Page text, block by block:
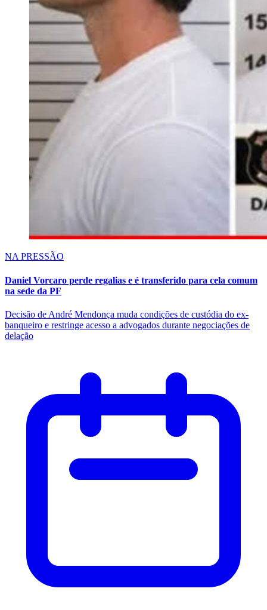
NA PRESSÃO
Daniel Vorcaro perde regalias e é transferido para cela comum
na sede da PF
Decisão de André Mendonça muda condições de custódia do ex-
banqueiro e restringe acesso a advogados durante negociações de
delação